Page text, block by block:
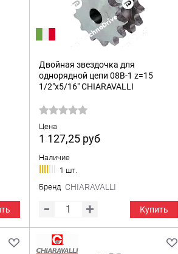
Двойная звездочка для
однорядной цепи 08B-1 z=15
1/2"x5/16" CHIARAVALLI
Цена
1 127,25 руб
Наличие
1 шт.
Бренд CHIARAVALLI
Купить